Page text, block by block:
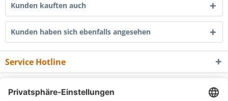
Kunden kauften auch
Kunden haben sich ebenfalls angesehen
Service Hotline